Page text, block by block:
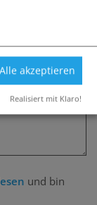
und bin
Alle akzeptieren
Realisiert mit Klaro!